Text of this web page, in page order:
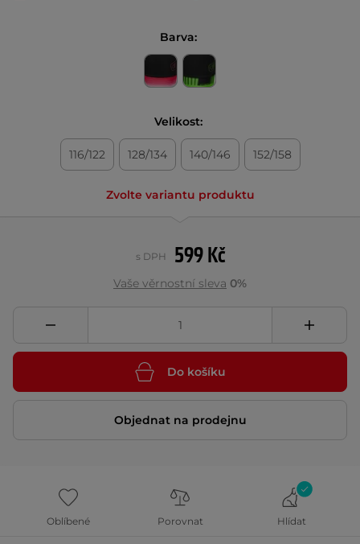
Barva:
Velikost:
116/122 128/134 140/146 152/158
Zvolte variantu produktu
599 Kč
s DPH
Vaše věrnostní sleva 0%
Do košíku
Objednat na prodejnu
Oblíbené Porovnat Hlídat